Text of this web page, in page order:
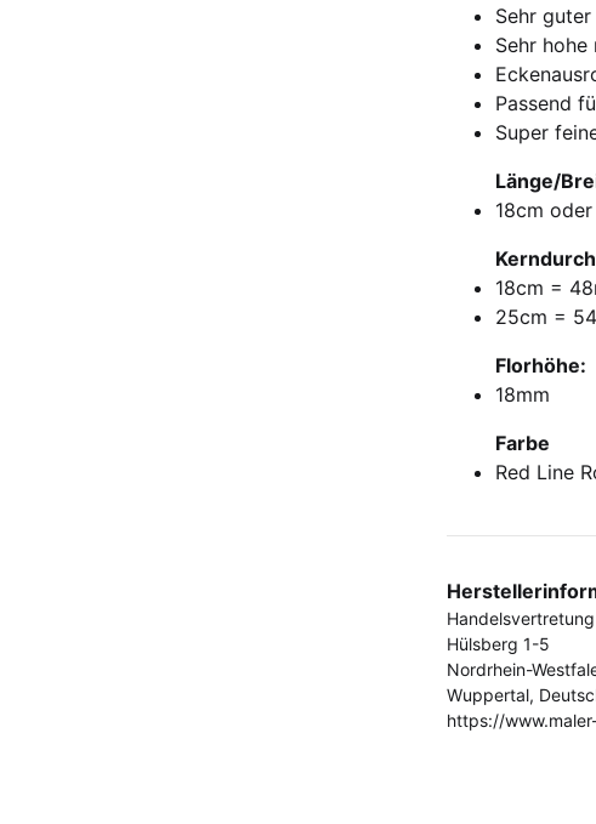
Sehr
Sehr hohe
Passend
Super
Länge/
18cm
18cm =
25cm =
Florhöhe:
18mm
Farbe
Red Line
Hülsberg 1-5
Nordrhein-
Wuppertal,
https://